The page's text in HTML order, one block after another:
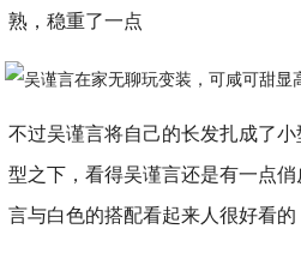
熟，稳重了一点
不过吴谨言将自己的长发扎成了
型之下，看得吴谨言还是有一点
言与白色的搭配看起来人很好看的